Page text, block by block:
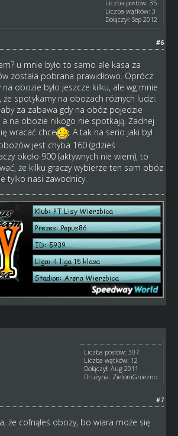
Liczba postów: 35
Liczba wątków: 3
Dołączył: Sep 2012
#6
u mnie było to samo ale kasa za
została pobrana prawidłowo. Oprócz
obozie było jeszcze kilku, ale wg mnie
spotykamy na obozach różnych ludzi.
za zabawa gdy na obóz pojedzie
a na obozie nikogo nie spotkają. Żadnej
wracać chce
. A tak na serio jaki był
jest chyba 160 (gdzieś
około 900 (aktywnych nie wiem), to
że kilku graczy wybierze ten sam obóz
tylko nasi zawodnicy.
Liczba postów: 307
Liczba wątków: 12
Dołączył: Aug 2011
Drużyna: ZieloniGniezno
#7
że cofnąłeś obozy, bo wiara może się